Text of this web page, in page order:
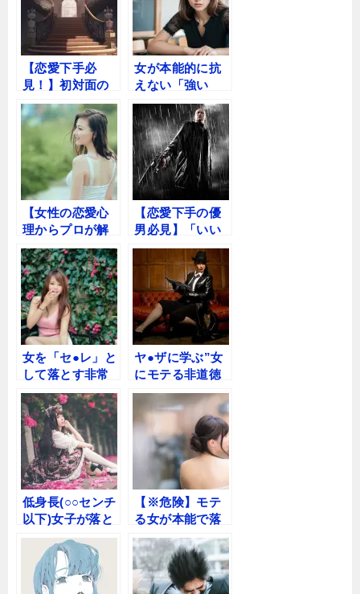
戦略
【恋愛下手必
見！】初対面の
女性と深い信頼
関係を築くドラ
マチック会話術
女が本能的に抗
えない「強い
男」の魔力。30
代からの自分磨
きでモテを無双
する戦略
【女性の恋愛心
理からプロが解
説】20代女性の
心を掴む「3つの
心理トリガー」
とは？
【恋愛下手の優
男必見】「いい
人」で終わる優
男は卒業！禁断
の心理トリガー
公開をプロが解
説
女を「セ●レ」と
して落とす非常
識な方法
ヤ●ザに学ぶ”女
にモテる非道徳
な方法”とは
低身長(○○センチ
以下)女子が落と
しやすい事が判
明した！
【※危険】モテ
る女が本能で落
ちてしまう男の
○○な特徴とは